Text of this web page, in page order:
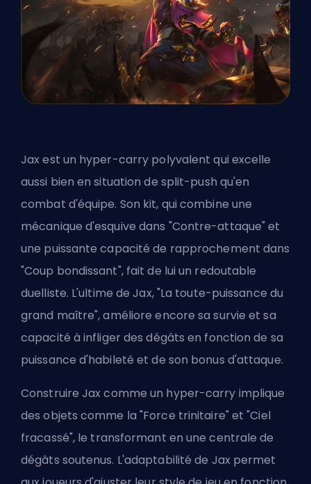
Jax est un hyper-carry polyvalent qui excelle
aussi bien en situation de split-push qu'en
combat d'équipe. Son kit, qui combine une
mécanique d'esquive dans "Contre-attaque" et
une puissante capacité de rapprochement dans
"Coup bondissant", fait de lui un redoutable
duelliste. L'ultime de Jax, "La toute-puissance du
grand maître", améliore encore sa survie et sa
capacité à infliger des dégâts en fonction de sa
puissance d'habileté et de son bonus d'attaque.
Construire Jax comme un hyper-carry implique
des objets comme la "Force trinitaire" et "Ciel
fracassé", le transformant en une centrale de
dégâts soutenus. L'adaptabilité de Jax permet